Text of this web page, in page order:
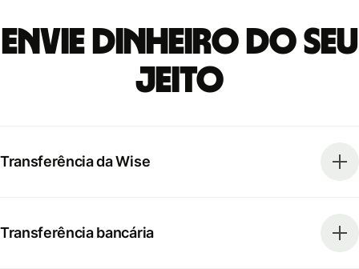
Envie dinheiro do seu
jeito
Transferência da Wise
Transferência bancária